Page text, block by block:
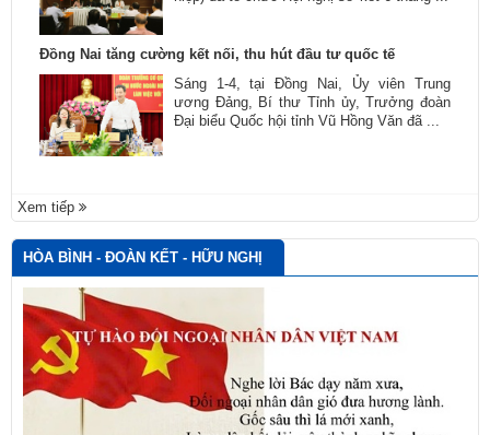
Đồng Nai tăng cường kết nối, thu hút đầu tư quốc tế
Sáng 1-4, tại Đồng Nai, Ủy viên Trung
ương Đảng, Bí thư Tỉnh ủy, Trưởng đoàn
Đại biểu Quốc hội tỉnh Vũ Hồng Văn đã ...
Xem tiếp
HÒA BÌNH - ĐOÀN KẾT - HỮU NGHỊ